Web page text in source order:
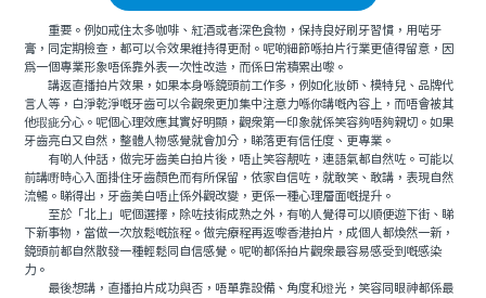
重要。例如戒住太多咖啡、紅酒或者深色食物，保持良好刷牙習慣，用啱牙
膏，同定期檢查，都可以令效果維持得更耐。呢啲細節喺拍片行業更值得留意，因
為一個專業形象唔係靠外表一次性改造，而係日常積累出嚟。
講返直播拍片效果，如果本身喺鏡頭前工作多，例如化妝師、模特兒、品牌代
言人等，白淨乾淨嘅牙齒可以令觀眾更加集中注意力喺你講嘅內容上，而唔會被其
他瑕疵分心。呢個心理效應其實好明顯，觀眾第一印象就係笑容夠唔夠親切。如果
牙齒亮白又自然，整體人物感覺就會加分，睇落更有信任度、更專業。
有啲人仲話，做完牙齒美白拍片後，唔止笑容靚咗，連語氣都自然咗。可能以
前講嘢時心入面掛住牙齒顏色而有所保留，依家自信咗，就敢笑、敢講，表現自然
流暢。睇得出，牙齒美白唔止係外觀改變，更係一種心理層面嘅提升。
至於「北上」呢個選擇，除咗技術成熟之外，有啲人覺得可以順便遊下街、睇
下新事物，當做一次放鬆嘅旅程。做完療程再返嚟香港拍片，成個人都煥然一新，
鏡頭前都自然散發一種輕鬆同自信感覺。呢啲都係拍片觀眾最容易感受到嘅感染
力。
最後想講，直播拍片成功與否，唔單靠設備、角度和燈光，笑容同眼神都係最